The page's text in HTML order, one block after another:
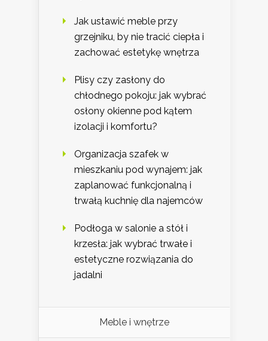
Jak ustawić meble przy
grzejniku, by nie tracić ciepła i
zachować estetykę wnętrza
Plisy czy zasłony do
chłodnego pokoju: jak wybrać
osłony okienne pod kątem
izolacji i komfortu?
Organizacja szafek w
mieszkaniu pod wynajem: jak
zaplanować funkcjonalną i
trwałą kuchnię dla najemców
Podłoga w salonie a stół i
krzesła: jak wybrać trwałe i
estetyczne rozwiązania do
jadalni
Meble i wnętrze